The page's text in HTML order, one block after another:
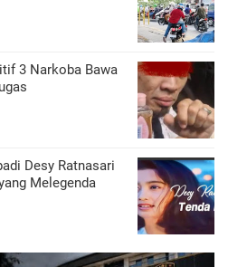
3 Narkoba Bawa
Desy Ratnasari
Melegenda